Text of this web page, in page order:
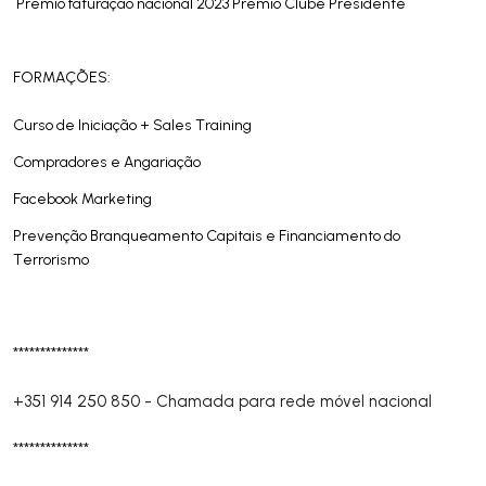
FORMAÇÕES:
Curso de Iniciação + Sales Training
Compradores e Angariação
Facebook Marketing
Prevenção Branqueamento Capitais e Financiamento do
Terrorismo
**************
+351 914 250 850 - Chamada para rede móvel nacional
**************